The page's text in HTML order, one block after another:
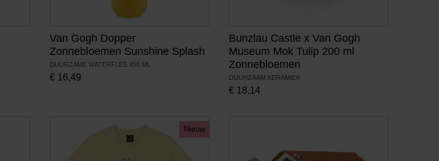
Van Gogh Dopper
Zonnebloemen Sunshine Splash
DUURZAME WATERFLES 450 ML
€ 16,49
Bunzlau Castle x Van Gogh
Museum Mok Tulip 200 ml
Zonnebloemen
DUURZAAM KERAMIEK
€ 18,14
Nieuw